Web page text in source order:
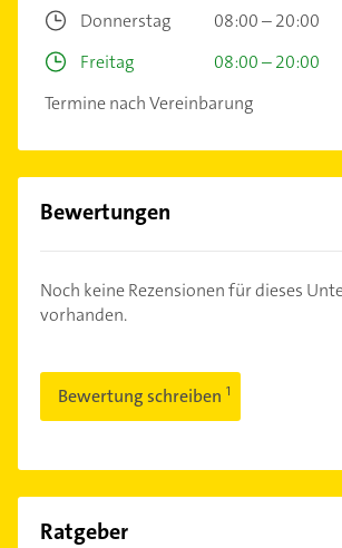
Donnerstag
08:00 – 20:00
Freitag
08:00 – 20:00
Termine nach Vereinbarung
Bewertungen
Noch keine Rezensionen für dieses
vorhanden.
Bewertung schreiben
Ratgeber